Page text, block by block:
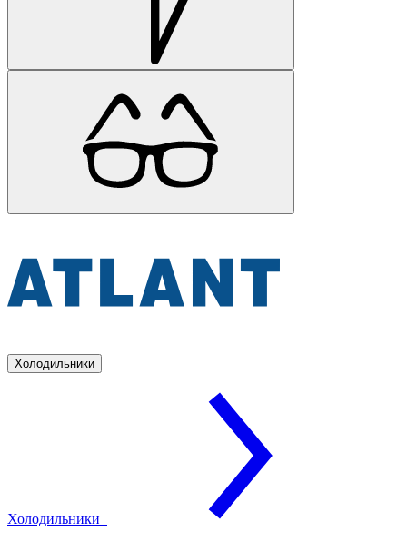
Холодильники
Холодильники